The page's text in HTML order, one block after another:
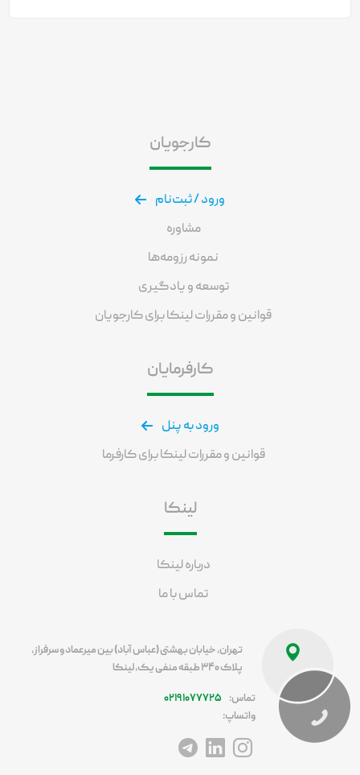
کارجویان
ورود / ثبت‌نام
مشاوره
نمونه رزومه‌ها
توسعه و یادگیری
قوانین و مقررات لینکا برای کارجویان
کارفرمایان
ورود به پنل
قوانین و مقررات لینکا برای کارفرما
لینکا
درباره لینکا
تماس با ما
تهران، خیابان بهشتی (عباس آباد) بین میرعماد و سرفراز،
پلاک ۳۴۰ طبقه منفی یک، لینکا
تماس:
۰۲۱۹۱۰۷۷۷۲۵
واتساپ:
آدرس اینستاگرام
آدرس لینکداین
آدرس تلگرام